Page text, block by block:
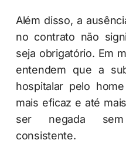
Além disso, a
no contrato não
seja obrigatório. Em
entendem que a
hospitalar pelo
mais eficaz e até
ser negada sem
consistente.